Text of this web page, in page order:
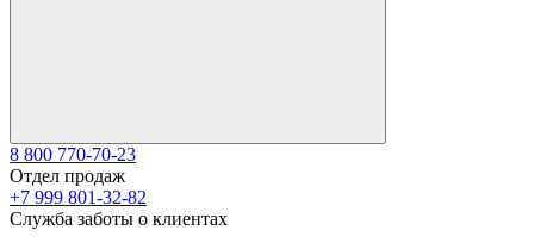
8 800 770-70-23
Отдел продаж
+7 999 801-32-82
Служба заботы о клиентах